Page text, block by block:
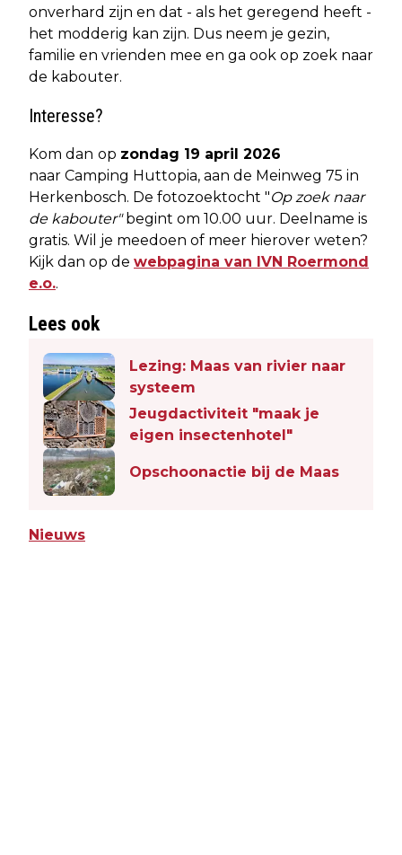
onverhard zijn en dat - als het geregend heeft -
het modderig kan zijn. Dus neem je gezin,
familie en vrienden mee en ga ook op zoek naar
de kabouter.
Interesse?
Kom dan op zondag 19 april 2026
naar Camping Huttopia, aan de Meinweg 75 in
Herkenbosch. De fotozoektocht "Op zoek naar
de kabouter"begint om 10.00 uur. Deelname is
gratis. Wil je meedoen of meer hierover weten?
Kijk dan op de webpagina van IVN Roermond
e.o..
Lees ook
Lezing: Maas van rivier naar
systeem
Jeugdactiviteit "maak je
eigen insectenhotel"
Opschoonactie bij de Maas
Nieuws